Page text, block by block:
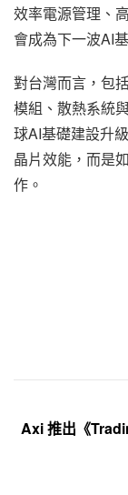
效率電源管理、
會成為下一波AI
對台灣而言，包
模組、散熱系統
球AI基礎建設升
晶片效能，而是
作。
Axi 推出《